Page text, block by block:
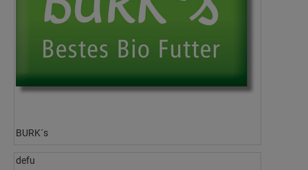
BURK´s
defu